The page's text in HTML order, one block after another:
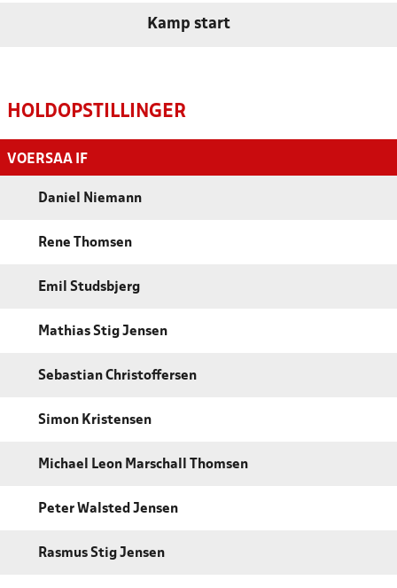
Kamp start
HOLDOPSTILLINGER
VOERSAA IF
Daniel Niemann
Rene Thomsen
Emil Studsbjerg
Mathias Stig Jensen
Sebastian Christoffersen
Simon Kristensen
Michael Leon Marschall Thomsen
Peter Walsted Jensen
Rasmus Stig Jensen